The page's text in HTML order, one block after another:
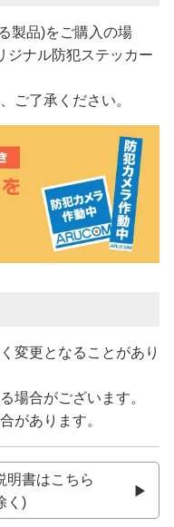
製品)をご購入の場
ジナル防犯ステッカー
ご了承ください。
変更となることがあり
場合がございます。
があります。
明書はこちら
く)